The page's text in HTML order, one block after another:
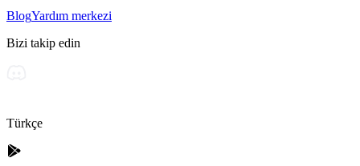
BlogYardım merkezi
Bizi takip edin
Türkçe